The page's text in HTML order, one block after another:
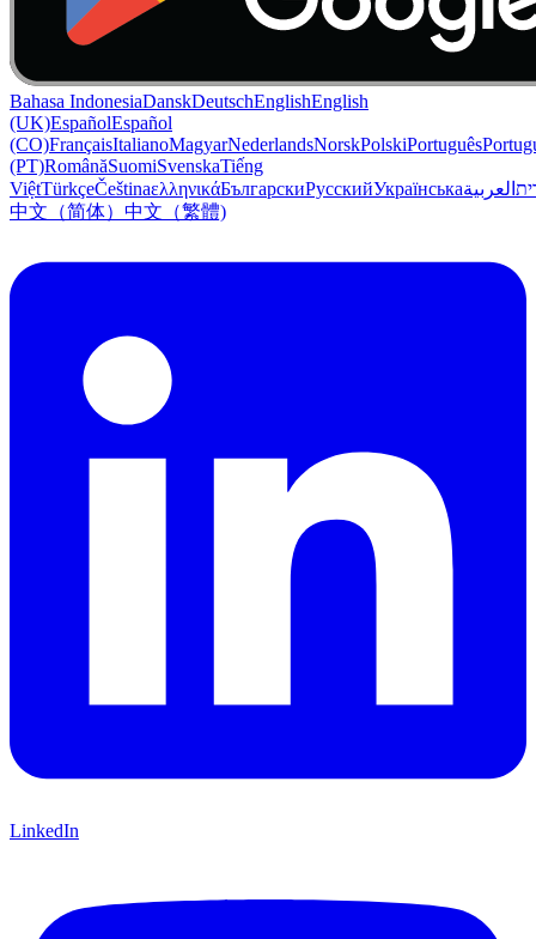
Bahasa IndonesiaDanskDeutschEnglishEnglish
(UK)EspañolEspañol
(CO)FrançaisItalianoMagyarNederlandsNorskPolskiPortuguês
(PT)RomânăSuomiSvenskaTiếng
ViệtTürkçeČeštinaελληνικάБългарскиРусскийУкраїнськаالعربية
中文（简体） 中文（繁體)
LinkedIn